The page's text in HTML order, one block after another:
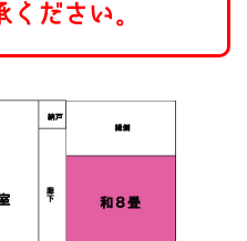
ださい。